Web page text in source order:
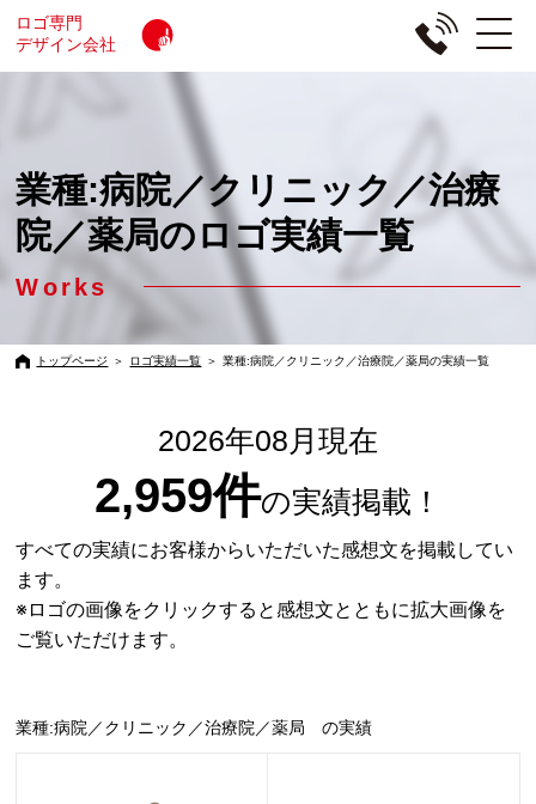
ロゴ専門
デザイン会社
業種:病院／クリニック／治療
院／薬局のロゴ実績一覧
Works
トップページ ＞ ロゴ実績一覧 ＞ 業種:病院／クリニック／治療院／薬局の実績一覧
2026年08月現在
2,959件の実績掲載！
すべての実績にお客様からいただいた感想文を掲載してい
ます。
※ロゴの画像をクリックすると感想文とともに拡大画像を
ご覧いただけます。
業種:病院／クリニック／治療院／薬局 の実績